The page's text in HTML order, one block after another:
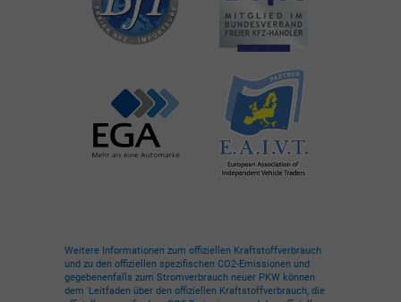
Weitere Informationen zum offiziellen Kraftstoffverbrauch
und zu den offiziellen spezifischen CO2-Emissionen und
gegebenenfalls zum Stromverbrauch neuer PKW können
dem 'Leitfaden über den offiziellen Kraftstoffverbrauch, die